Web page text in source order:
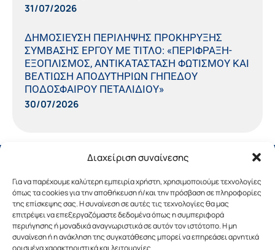
Διαχείριση συναίνεσης
Για να παρέχουμε καλύτερη εμπειρία χρήστη, χρησιμοποιούμε τεχνολογίες
όπως τα cookies για την αποθήκευση ή/και την πρόσβαση σε πληροφορίες
της επίσκεψης σας. Η συναίνεση σε αυτές τις τεχνολογίες θα μας
επιτρέψει να επεξεργαζόμαστε δεδομένα όπως η συμπεριφορά
περιήγησης ή μοναδικά αναγνωριστικά σε αυτόν τον ιστότοπο. Η μη
συναίνεση ή η ανάκληση της συγκατάθεσης μπορεί να επηρεάσει αρνητικά
ορισμένα χαρακτηριστικά και λειτουργίες.
31/07/2026
ΔΗΜΟΣΙΕΥΣΗ ΠΕΡΙΛΗΨΗΣ ΠΡΟΚΗΡΥΞΗΣ
ΣΥΜΒΑΣΗΣ ΕΡΓΟΥ ΜΕ ΤΙΤΛΟ: «ΠΕΡΙΦΡΑΞΗ-
ΕΞΟΠΛΙΣΜΟΣ, ΑΝΤΙΚΑΤΑΣΤΑΣΗ ΦΩΤΙΣΜΟΥ ΚΑΙ
ΒΕΛΤΙΩΣΗ ΑΠΟΔΥΤΗΡΙΩΝ ΓΗΠΕΔΟΥ
ΠΟΔΟΣΦΑΙΡΟΥ ΠΕΤΑΛΙΔΙΟΥ»
30/07/2026